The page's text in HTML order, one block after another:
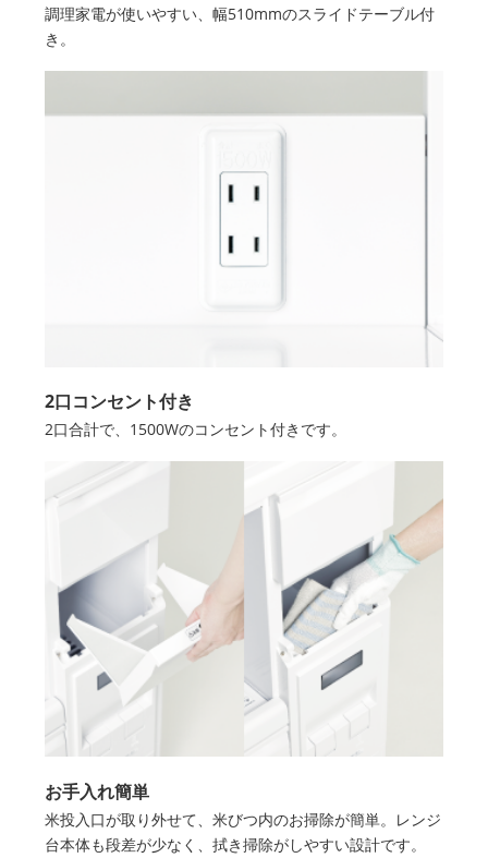
調理家電が使いやすい、幅510mmのスライドテーブル付
き。
2口コンセント付き
2口合計で、1500Wのコンセント付きです。
お手入れ簡単
米投入口が取り外せて、米びつ内のお掃除が簡単。レンジ
台本体も段差が少なく、拭き掃除がしやすい設計です。